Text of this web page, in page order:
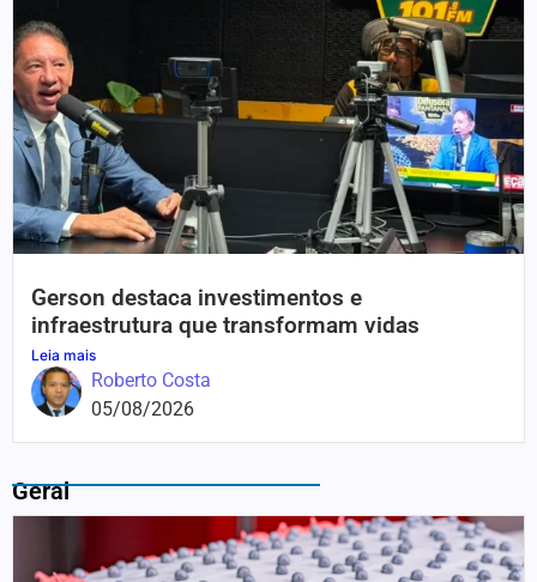
Gerson destaca investimentos e
infraestrutura que transformam vidas
Leia mais
Roberto Costa
05/08/2026
Geral